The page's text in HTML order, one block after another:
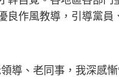
良作風教導，引導黨
導、老同事，我深